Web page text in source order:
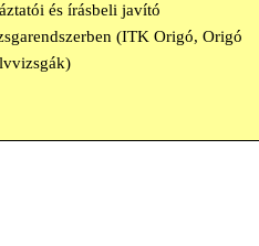
és írásbeli javító
(ITK Origó, Origó